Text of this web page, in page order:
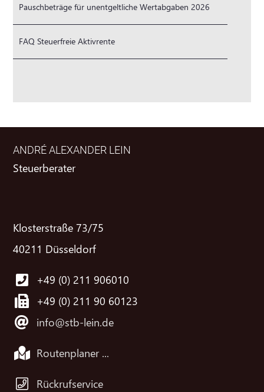
Pauschbeträge für unentgeltliche Wertabgaben 2026
FAQ Steuerfreie Aktivrente
ANDRÉ ALEXANDER LEIN
Steuerberater
Klosterstraße 73/75
40211 Düsseldorf
+49 (0) 211 906010
+49 (0) 211 90 60123
info@stb-lein.de
Routenplaner ...
Rückrufservice